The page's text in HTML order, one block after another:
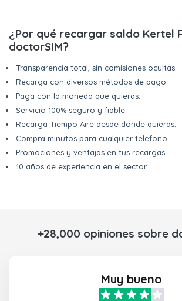
¿Por qué recargar saldo Kertel
doctorSIM?
Transparencia total, sin comisiones ocultas.
Recarga con diversos métodos de pago.
Paga con la moneda que quieras.
Servicio 100% seguro y fiable.
Recarga Tiempo Aire desde donde quieras.
Compra minutos para cualquier teléfono.
Promociones y ventajas en tus recargas.
10 años de experiencia en el sector.
+28,000 opiniones sobre
Muy bueno